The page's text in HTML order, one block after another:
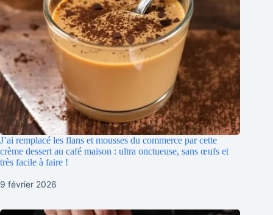
J’ai remplacé les flans et mousses du commerce par cette
crème dessert au café maison : ultra onctueuse, sans œufs et
très facile à faire !
9 février 2026